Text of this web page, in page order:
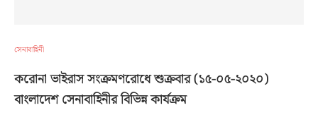
সেনাবাহিনী
করোনা ভাইরাস সংক্রমণরোধে শুক্রবার (১৫-০৫-২০২০)
বাংলাদেশ সেনাবাহিনীর বিভিন্ন কার্যক্রম